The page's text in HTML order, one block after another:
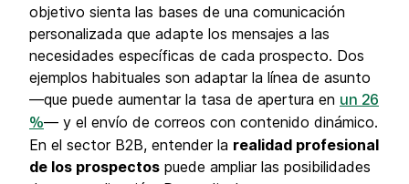
objetivo sienta las bases de una comunicación
personalizada que adapte los mensajes a las
necesidades específicas de cada prospecto. Dos
ejemplos habituales son adaptar la línea de asunto
—que puede aumentar la tasa de apertura en un 26
%— y el envío de correos con contenido dinámico.
En el sector B2B, entender la realidad profesional
de los prospectos puede ampliar las posibilidades